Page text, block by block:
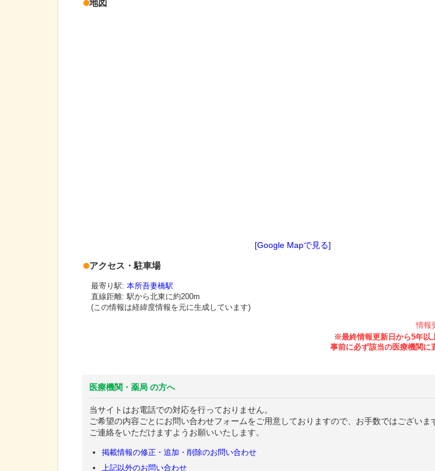
地図
[Google Mapで見る]
アクセス・駐車場
最寄り駅: 本所吾妻橋駅
直線距離: 駅から北東に約200m
(この情報は経緯度情報を元に生成しています)
情報
医療機関・薬局 の方へ
当サイトはお電話での対応を行っておりません。
ご希望の内容ごとにお問い合わせフォームをご用意しておりますので、お手数ではございま
ご連絡をいただけますようお願いいたします。
掲載情報の修正・追加・削除のお問い合わせ
上記以外のお問い合わせ